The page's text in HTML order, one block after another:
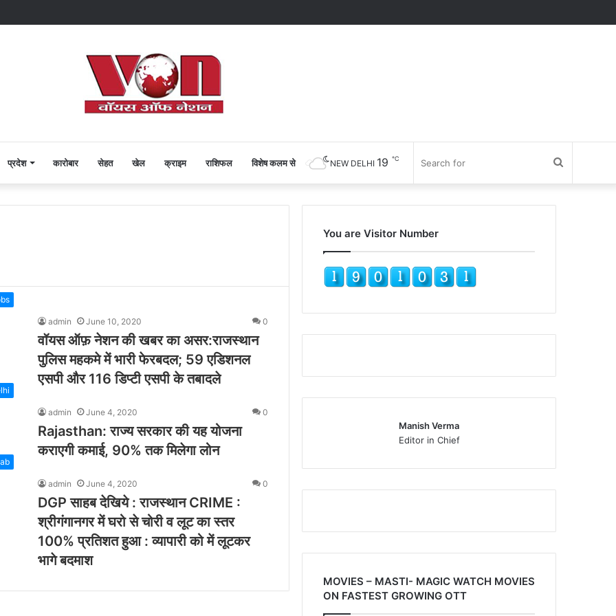
प्रदेश कारोबार सेहत खेल क्राइम राशिफल विशेष कलम से NEW DELHI 19 ℃
admin June 10, 2020 0
वॉयस ऑफ़ नेशन की खबर का असर:राजस्थान
पुलिस महकमे में भारी फेरबदल; 59 एडिशनल
एसपी और 116 डिप्टी एसपी के तबादले
admin June 4, 2020 0
Rajasthan: राज्य सरकार की यह योजना
कराएगी कमाई, 90% तक मिलेगा लोन
admin June 4, 2020 0
DGP साहब देखिये : राजस्थान CRIME :
श्रीगंगानगर में घरो से चोरी व लूट का स्तर
100% प्रतिशत हुआ : व्यापारी को में लूटकर
भागे बदमाश
You are Visitor Number
Manish Verma
Editor in Chief
MOVIES – MASTI- MAGIC WATCH MOVIES
ON FASTEST GROWING OTT